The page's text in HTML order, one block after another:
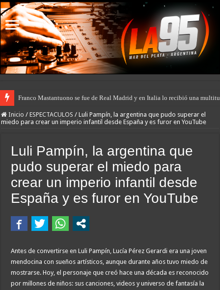
Franco Mastantuono se fue de Real Madrid y en Italia lo recibió una
Inicio / ESPECTACULOS / Luli Pampín, la argentina que pudo superar el
miedo para crear un imperio infantil desde España y es furor en YouTube
Luli Pampín, la argentina que
pudo superar el miedo para
crear un imperio infantil desde
España y es furor en YouTube
Antes de convertirse en Luli Pampín, Lucía Pérez Gerardi era una joven
mendocina con sueños artísticos, aunque durante años tuvo miedo de
mostrarse. Hoy, el personaje que creó hace una década es reconocido
por millones de niños: sus canciones, videos y universo de fantasía la